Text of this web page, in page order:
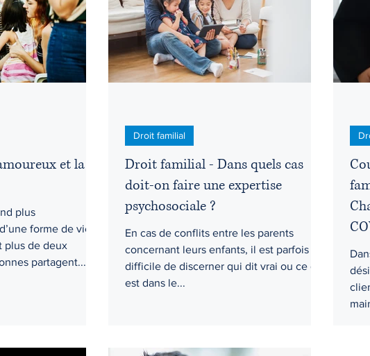
et la
plus
forme de vie
plus de deux
partagent...
Droit familial - Dans quels cas
doit-on faire une expertise
psychosociale ?
En cas de conflits entre les parents
concernant leurs enfants, il est parfois
difficile de discerner qui dit vrai ou ce qui
est dans le...
Droit familial